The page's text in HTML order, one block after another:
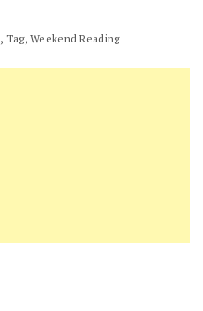
, Tag,Weekend Reading